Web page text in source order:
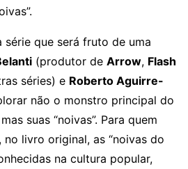
série que será fruto de uma
(produtor de Arrow, Flash
séries) e Roberto Aguirre-
não o monstro principal do
suas “noivas”. Para quem
no livro original, as “noivas do
na cultura popular,